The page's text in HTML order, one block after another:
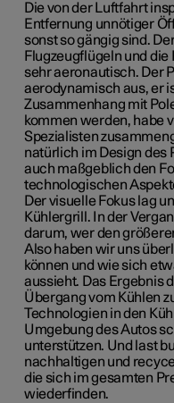
Die von der Luftfahrt
Entfernung unnötiger
sonst so gängig sind.
Flugzeugflügeln und
sehr aeronautisch. Der
aerodynamisch aus, er
Zusammenhang mit
kommen werden, habe
Spezialisten
natürlich im Design des
auch maßgeblich den
technologischen
Der visuelle Fokus lag
Kühlergrill. In der
darum, wer den
Also haben wir uns
können und wie sich
aussieht. Das Ergebnis
Übergang vom Kühlen
Technologien in den
Umgebung des Autos
unterstützen. Und last
nachhaltigen und
die sich im gesamten
wiederfinden.